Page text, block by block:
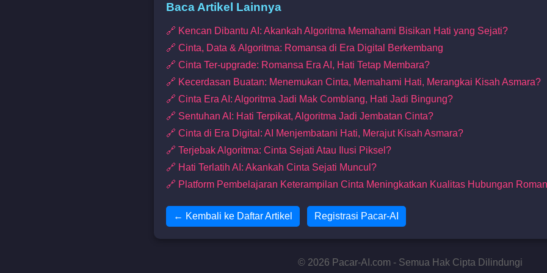
Baca Artikel Lainnya
🔗 Kencan Dibantu AI: Akankah Algoritma Memahami Bisikan Hati yang Sejati?
🔗 Cinta, Data & Algoritma: Romansa di Era Digital Berkembang
🔗 Cinta Ter-upgrade: Romansa Era AI, Hati Tetap Membara?
🔗 Kecerdasan Buatan: Menemukan Cinta, Memahami Hati, Merangkai Kisah Asmara?
🔗 Cinta Era AI: Algoritma Jadi Mak Comblang, Hati Jadi Bingung?
🔗 Sentuhan AI: Hati Terpikat, Algoritma Jadi Jembatan Cinta?
🔗 Cinta di Era Digital: AI Menjembatani Hati, Merajut Kisah Asmara?
🔗 Terjebak Algoritma: Cinta Sejati Atau Ilusi Piksel?
🔗 Hati Terlatih AI: Akankah Cinta Sejati Muncul?
🔗 Platform Pembelajaran Keterampilan Cinta Meningkatkan Kualitas Hubungan
← Kembali ke Daftar Artikel Registrasi Pacar-AI
© 2026 Pacar-AI.com - Semua Hak Cipta Dilindungi